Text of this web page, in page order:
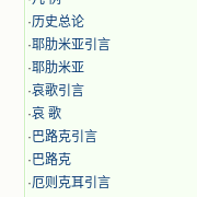
·历史总论
·耶肋米亚引言
·耶肋米亚
·哀歌引言
·哀 歌
·巴路克引言
·巴路克
·厄则克耳引言